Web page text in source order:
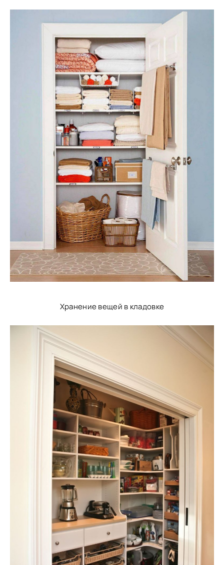
Хранение вещей в кладовке